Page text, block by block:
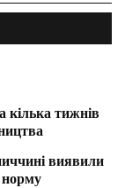
кілька тижнів
виявили
норму